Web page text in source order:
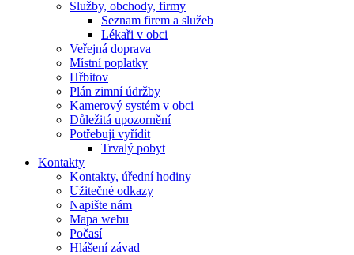
Služby, obchody, firmy
Seznam firem a služeb
Lékaři v obci
Veřejná doprava
Místní poplatky
Hřbitov
Plán zimní údržby
Kamerový systém v obci
Důležitá upozornění
Potřebuji vyřídit
Trvalý pobyt
Kontakty
Kontakty, úřední hodiny
Užitečné odkazy
Napište nám
Mapa webu
Počasí
Hlášení závad